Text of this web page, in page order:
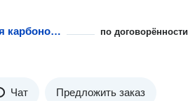
Оклейка автомобиля карбоновой пленкой по договорённости
Чат Предложить заказ